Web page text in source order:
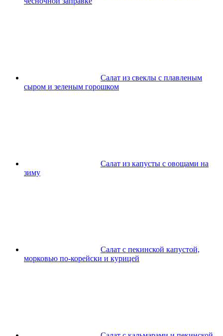
Салат из свеклы с плавленым
сыром и зеленым горошком
Салат из капусты с овощами на
зиму
Салат с пекинской капустой,
морковью по-корейски и курицей